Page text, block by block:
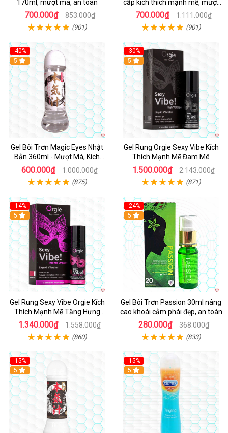
170ml, mượt mà, an toàn
700.000₫ 853.000₫
(901)
cấp kích thích mạnh mẽ, mượt
mà
700.000₫ 1.111.000₫
(901)
-40%
5
Gel Bôi Trơn Magic Eyes Nhật
Bản 360ml - Mượt Mà, Kích
Thích Tối Ưu
600.000₫ 1.000.000₫
(875)
-30%
Hot
5
Gel Rung Orgie Sexy Vibe Kích
Thích Mạnh Mẽ Đam Mê
1.500.000₫ 2.143.000₫
(871)
-14%
Hot
5
Gel Rung Sexy Vibe Orgie Kích
Thích Mạnh Mẽ Tăng Hưng
Phấn
1.340.000₫ 1.558.000₫
(860)
-24%
5
Gel Bôi Trơn Passion 30ml nâng
cao khoái cảm phái đẹp, an toàn
280.000₫ 368.000₫
(833)
-15%
5
-15%
5